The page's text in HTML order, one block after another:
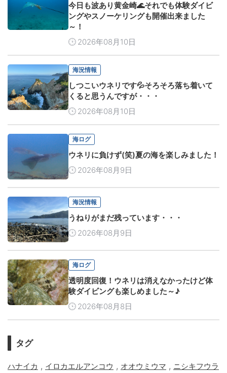
今日も波あり黄金崎🌊それでも体験ダイビ
ングやスノーケリングも開催出来ました
～！
2026年08月10日
海況情報
しつこいウネリです💦そろそろ落ち着いて
くると思うんですが・・・
2026年08月10日
海ログ
ウネリに負けず(笑)夏の海を楽しみました！
2026年08月9日
海況情報
うねりがまだ残っています・・・
2026年08月9日
海ログ
透明度回復！ウネリは消えなかったけど体
験ダイビングも楽しめました～♪
2026年08月8日
タグ
ハナイカ , イロカエルアンコウ , オオウミウマ , ニシキフウラ